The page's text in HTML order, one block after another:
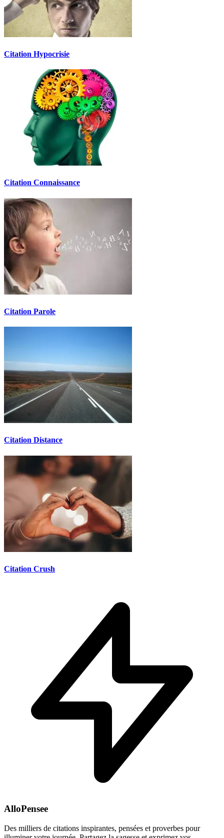
Citation Hypocrisie
Citation Connaissance
Citation Parole
Citation Distance
Citation Crush
AlloPensee
Des milliers de citations inspirantes, pensées et proverbes pour